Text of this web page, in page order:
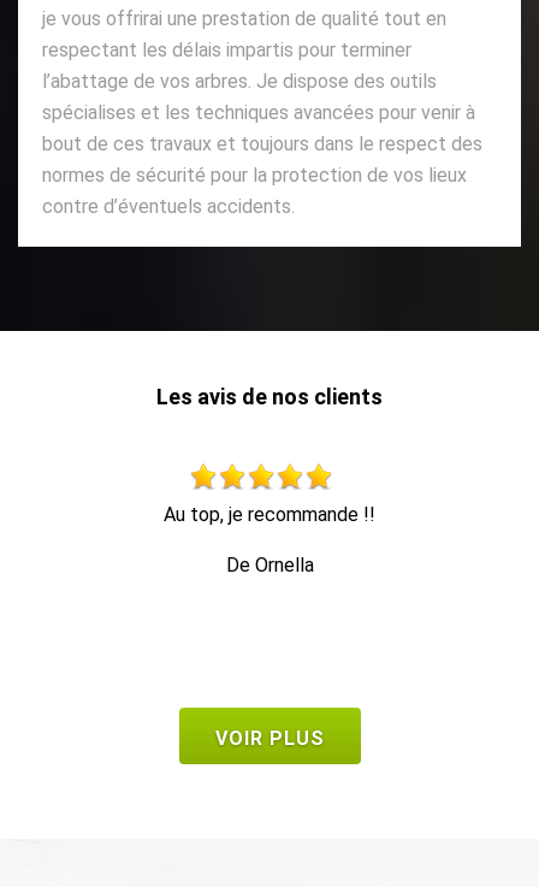
je vous offrirai une prestation de qualité tout en
respectant les délais impartis pour terminer
l’abattage de vos arbres. Je dispose des outils
spécialises et les techniques avancées pour venir à
bout de ces travaux et toujours dans le respect des
normes de sécurité pour la protection de vos lieux
contre d’éventuels accidents.
Les avis de nos clients
Travail propre et rapide, et enlèvement des déchets.
De Seb
VOIR PLUS